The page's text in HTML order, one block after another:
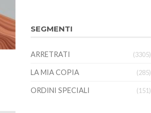
SEGMENTI
ARRETRATI (3305)
LA MIA COPIA (285)
ORDINI SPECIALI (151)